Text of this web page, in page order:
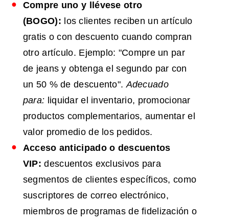
Compre uno y llévese otro
(BOGO): los clientes reciben un artículo
gratis o con descuento cuando compran
otro artículo. Ejemplo: "Compre un par
de jeans y obtenga el segundo par con
un 50 % de descuento".Adecuado
para: liquidar el inventario, promocionar
productos complementarios, aumentar el
valor promedio de los pedidos.
Acceso anticipado o descuentos
VIP: descuentos exclusivos para
segmentos de clientes específicos, como
suscriptores de correo electrónico,
miembros de programas de fidelización o